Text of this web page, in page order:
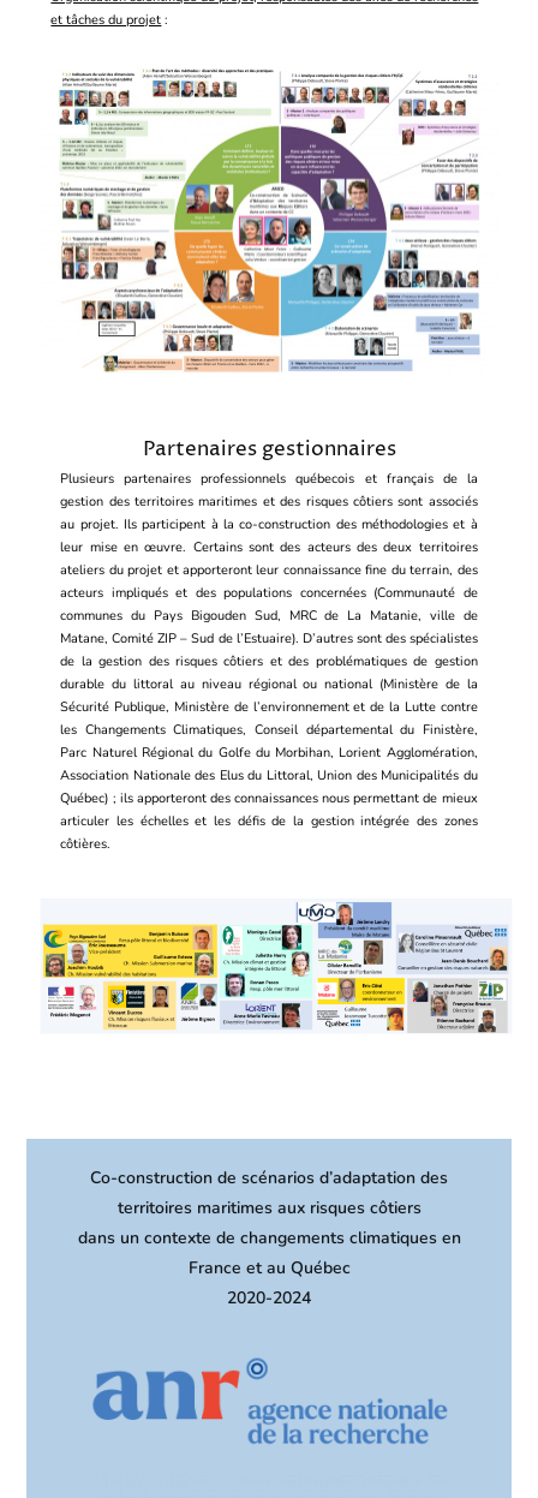
et tâches du projet :
Partenaires gestionnaires
Plusieurs partenaires professionnels québecois et français de la
gestion des territoires maritimes et des risques côtiers sont associés
au projet. Ils participent à la co-construction des méthodologies et à
leur mise en œuvre. Certains sont des acteurs des deux territoires
ateliers du projet et apporteront leur connaissance fine du terrain, des
acteurs impliqués et des populations concernées (Communauté de
communes du Pays Bigouden Sud, MRC de La Matanie, ville de
Matane, Comité ZIP – Sud de l’Estuaire). D’autres sont des spécialistes
de la gestion des risques côtiers et des problématiques de gestion
durable du littoral au niveau régional ou national (Ministère de la
Sécurité Publique, Ministère de l’environnement et de la Lutte contre
les Changements Climatiques, Conseil départemental du Finistère,
Parc Naturel Régional du Golfe du Morbihan, Lorient Agglomération,
Association Nationale des Elus du Littoral, Union des Municipalités du
Québec) ; ils apporteront des connaissances nous permettant de mieux
articuler les échelles et les défis de la gestion intégrée des zones
côtières.
Co-construction de scénarios d’adaptation des
territoires maritimes aux risques côtiers
dans un contexte de changements climatiques en
France et au Québec
2020-2024